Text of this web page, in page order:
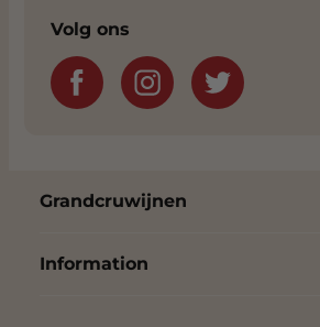
Volg ons
Grandcruwijnen
Information